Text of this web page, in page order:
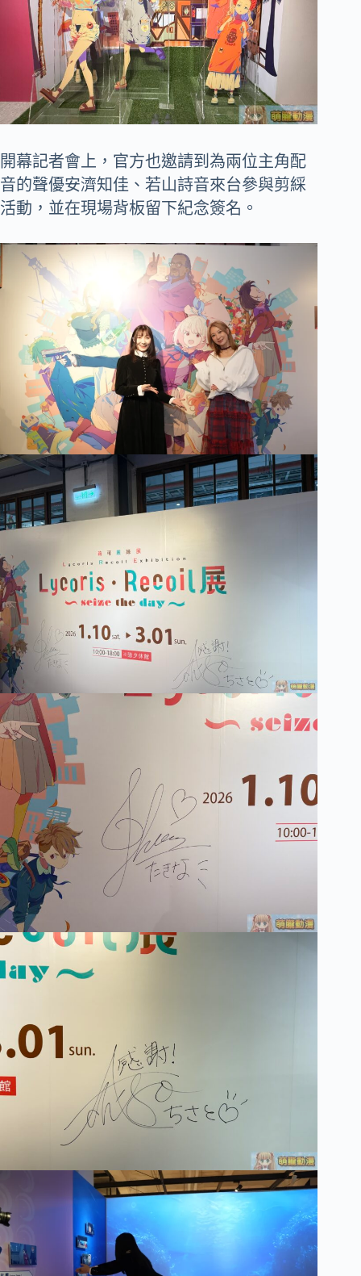
開幕記者會上，官方也邀請到為兩位主角配
音的聲優安濟知佳、若山詩音來台參與剪綵
活動，並在現場背板留下紀念簽名。